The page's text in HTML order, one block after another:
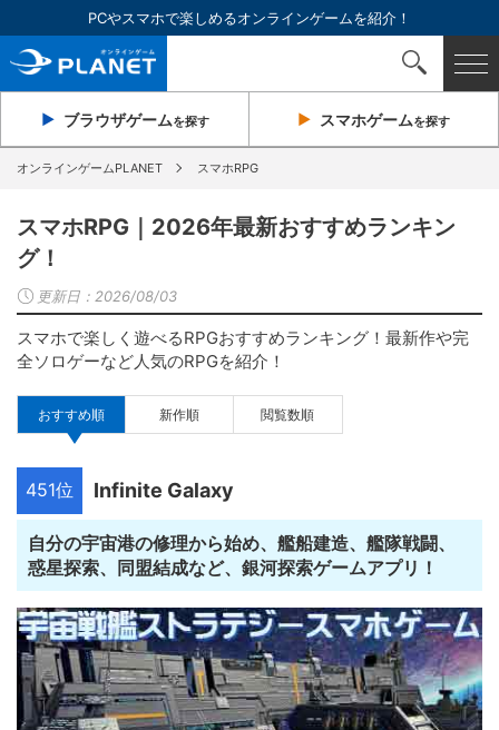
PCやスマホで楽しめるオンラインゲームを紹介！
ブラウザゲームを探す スマホゲームを探す
オンラインゲームPLANET スマホRPG
スマホRPG｜2026年最新おすすめランキン
グ！
更新日： 2026/08/03
スマホで楽しく遊べるRPGおすすめランキング！最新作や完
全ソロゲーなど人気のRPGを紹介！
おすすめ順 新作順 閲覧数順
451位 Infinite Galaxy
自分の宇宙港の修理から始め、艦船建造、艦隊戦闘、
惑星探索、同盟結成など、銀河探索ゲームアプリ！